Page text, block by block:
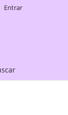
Entrar